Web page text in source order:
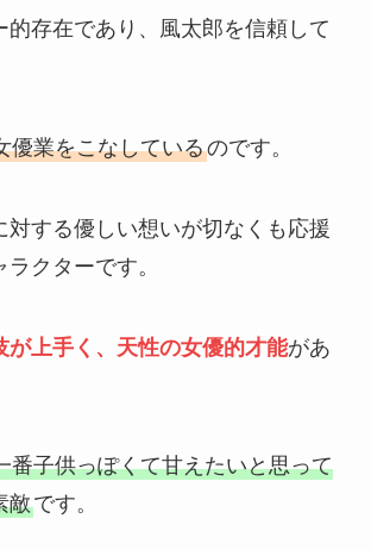
的存在であり、風太郎を信頼して
優業をこなしているのです。
対する優しい想いが切なくも応援
クターです。
が上手く、天性の女優的才能があ
番子供っぽくて甘えたいと思って
敵です。